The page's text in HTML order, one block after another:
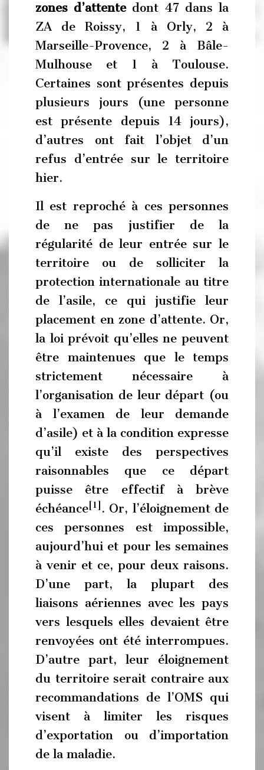
zones d’attentedont 47 dans la
ZA de Roissy, 1 à Orly, 2 à
Marseille-Provence, 2 à Bâle-
Mulhouse et 1 à Toulouse.
Certaines sont présentes depuis
plusieurs jours (une personne
est présente depuis 14 jours),
d’autres ont fait l’objet d’un
refus d’entrée sur le territoire
hier.
Il est reproché à ces personnes
de ne pas justifier de la
régularité de leur entrée sur le
territoire ou de solliciter la
protection internationale au titre
de l’asile, ce qui justifie leur
placement en zone d’attente. Or,
la loi prévoit qu’elles ne peuvent
être maintenues que le temps
strictement nécessaire à
l’organisation de leur départ (ou
à l’examen de leur demande
d’asile) et à la condition expresse
qu’il existe des perspectives
raisonnables que ce départ
puisse être effectif à brève
échéance [1]
. Or, l’éloignement de
ces personnes est impossible,
aujourd’hui et pour les semaines
à venir et ce, pour deux raisons.
D’une part, la plupart des
liaisons aériennes avec les pays
vers lesquels elles devaient être
renvoyées ont été interrompues.
D’autre part, leur éloignement
du territoire serait contraire aux
recommandations de l’OMS qui
visent à limiter les risques
d’exportation ou d’importation
de la maladie.